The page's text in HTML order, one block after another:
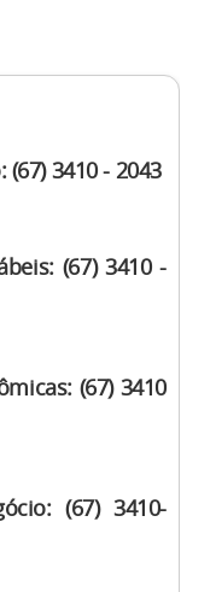
3410 - 2043
(67) 3410 -
(67) 3410
(67) 3410-